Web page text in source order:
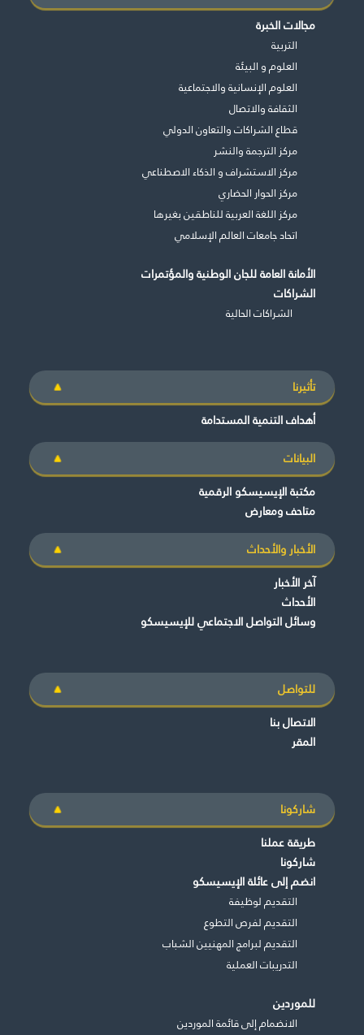
مجالات الخبرة
التربية
العلوم و البيئة
العلوم الإنسانية والاجتماعية
الثقافة والاتصال
قطاع الشراكات والتعاون الدولي
مركز الترجمة والنشر
مركز الاستشراف و الذكاء الاصطناعي
مركز الحوار الحضاري
مركز اللغة العربية للناطقين بغيرها
اتحاد جامعات العالم الإسلامي
الأمانة العامة للجان الوطنية والمؤتمرات
الشراكات
الشراكات الحالية
تأثيرنا
أهداف التنمية المستدامة
البيانات
مكتبة الإيسيسكو الرقمية
متاحف ومعارض
الأخبار والأحداث
آخر الأخبار
الأحداث
وسائل التواصل الاجتماعي للإيسيسكو
للتواصل
الاتصال بنا
المقر
شاركونا
طريقة عملنا
شاركونا
انضم إلى عائلة الإيسيسكو
التقديم لوظيفة
التقديم لفرص التطوع
التقديم لبرامج المهنيين الشباب
التدريبات العملية
للموردين
الانضمام إلى قائمة الموردين